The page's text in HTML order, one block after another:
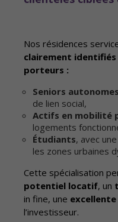
Nos résidences
clairement
porteurs :
Seniors autonomes
de lien social,
Actifs en mobilité
logements
Étudiants, avec
les zones urbaines
Cette spécialisation
potentiel locatif, un
in fine, une
l’investisseur.